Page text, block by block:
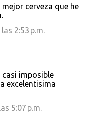
cerveza que he
2:53 p.m.
casi imposible
excelentisima
5:07 p.m.